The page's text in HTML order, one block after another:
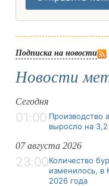
Подписка на новости
Новости
Сегодня
01:00 Производство
выросло на
07 августа 2026
23:00Количество
изменилось, в
2026 года